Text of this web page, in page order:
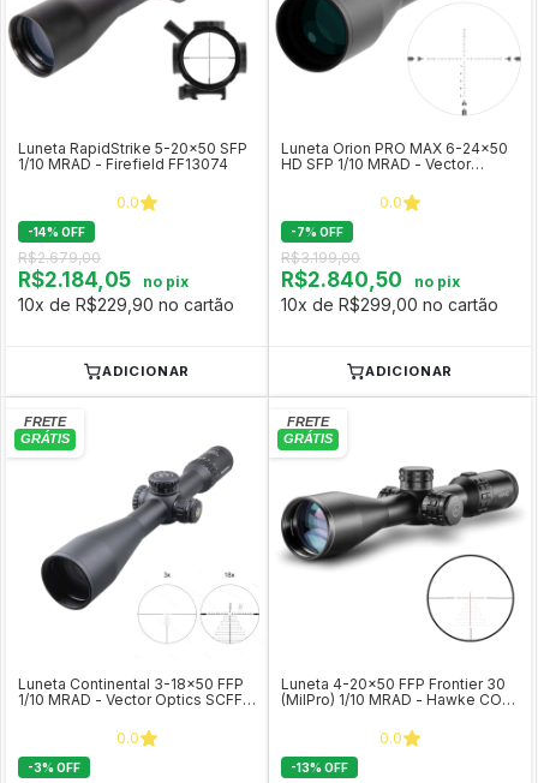
Luneta RapidStrike 5-20x50 SFP
1/10 MRAD - Firefield FF13074
0.0
-14% OFF
R$2.679,00
R$2.184,05 no pix
10x de R$229,90 no cartão
ADICIONAR
Luneta Orion PRO MAX 6-24x50
HD SFP 1/10 MRAD - Vector
0.0
-7% OFF
R$3.199,00
R$2.840,50 no pix
10x de R$299,00 no cartão
ADICIONAR
Luneta Continental 3-18x50 FFP
1/10 MRAD - Vector Optics SCFF-
0.0
-3% OFF
Luneta 4-20x50 FFP Frontier 30
(MilPro) 1/10 MRAD - Hawke COD
0.0
-13% OFF